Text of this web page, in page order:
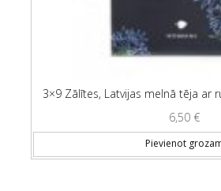
3×9 Zālītes, Latvijas melnā tēja ar
6,50 €
Pievienot